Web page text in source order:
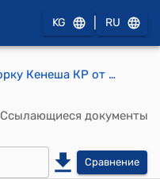
KG RU
Постановление Жогорку Кенеша КР от 22 июня 2017 года № 1743-VI "О принятии Закона Кыргызской Республики "О внесении изменений в Закон Кыргызской Республики "О запрещении рубки, транспортировки, приобретения и сбыта, заготовки и использования, экспорта особо ценных (ореховых и арчовых) древесных пород в Кыргызской Республике"
Ссылающиеся документы
Сравнение